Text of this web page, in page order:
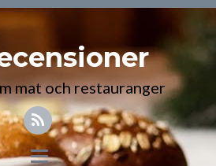
mat och restauranger
Toggle